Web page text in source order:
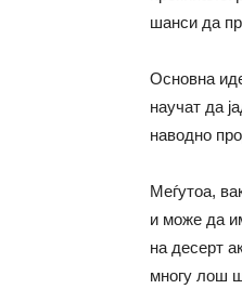
шанси да
Основна
научат да
наводно
Меѓутоа,
и може да
на десерт
многу лош